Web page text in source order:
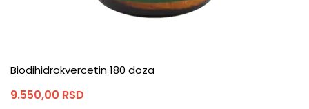
Biodihidrokvercetin 180 doza
9.550,00 RSD